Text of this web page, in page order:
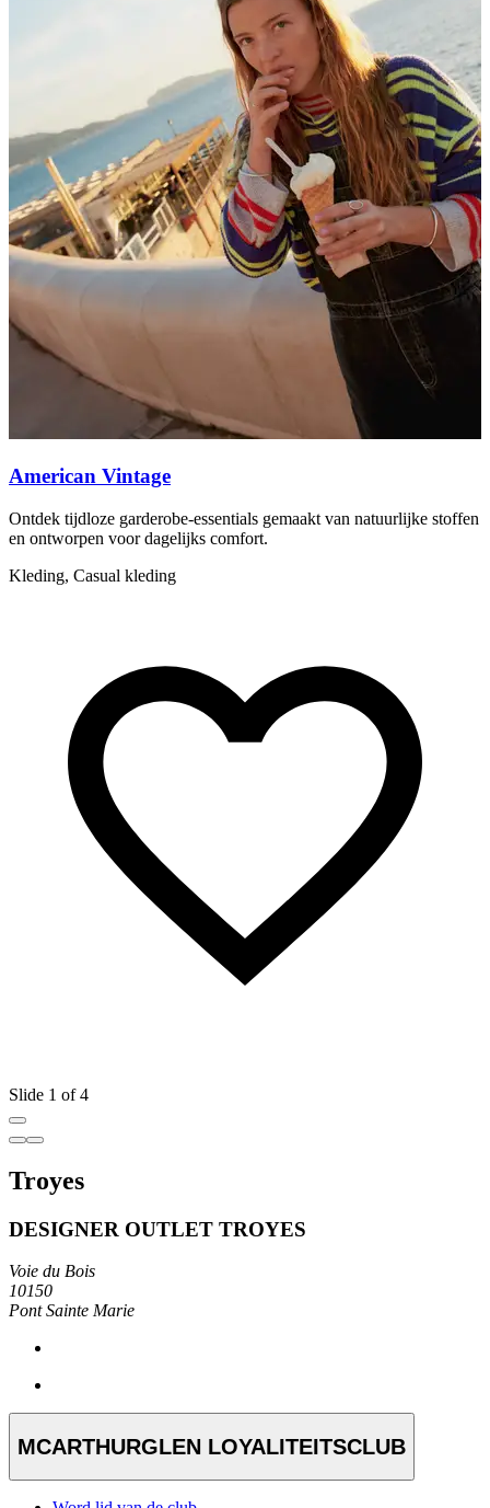
American Vintage
Ontdek tijdloze garderobe-essentials gemaakt van natuurlijke stoffen
en ontworpen voor dagelijks comfort.
Kleding, Casual kleding
Slide 1 of 4
Troyes
DESIGNER OUTLET TROYES
Voie du Bois
10150
Pont Sainte Marie
MCARTHURGLEN LOYALITEITSCLUB